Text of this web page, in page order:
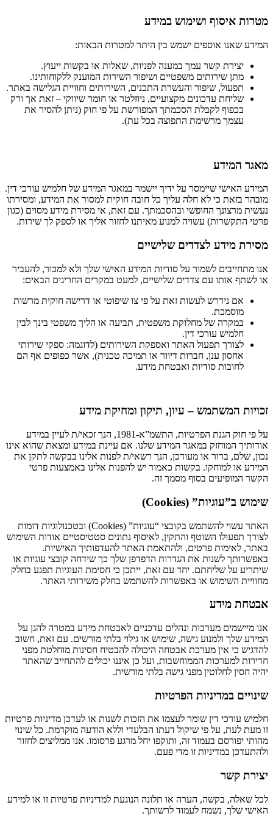
מטרות איסוף ושימוש במידע
המידע שאנו אוספים ישמש בין היתר למטרות הבאות:
יצירת קשר עמך במענה לפניות, שאלות או בקשות ייעוץ.
מתן שירותים משפטיים ושיפור השירות המוענק ללקוחותינו.
תפעול, שיפור והעשרת התכנים, השירותים וחוויית הגלישה באתר.
שליחת עדכונים מקצועיים, ניוזלטר או חומר שיווקי – זאת אך ורק
בכפוף לקבלת הסכמתך המפורשת על פי חוק (ניתן להסיר את
עצמך מרשימת התפוצה בכל עת).
מאגר המידע
המידע האישי שיימסר על ידיך יישמר במאגר המידע של חלמיש עורכי דין.
מובהר בזאת כי לא חלה עליך כל חובה חוקית למסור את המידע, ומסירתו
נעשית מרצונך החופשי ובהסכמתך. עם זאת, אי מסירת מידע מסוים (כגון
פרטי התקשרות) עשויה למנוע מאיתנו לחזור אליך או לספק לך שירות.
מסירת מידע לצדדים שלישיים
אנו מתחייבים לשמור על סודיות המידע האישי שלך ולא למכור, להעביר
או לשתף אותו עם צדדים שלישיים, למעט במקרים החריגים הבאים:
אם נידרש לעשות זאת על פי צו שיפוטי או דרישה חוקית מרשות
מוסמכת.
במקרה של מחלוקת משפטית, תביעה או הליך משפטי בינך לבין
חלמיש עורכי דין.
לצורך תפעול האתר ואספקת השירותים (לדוגמה: ספקי שירותי
אחסון ענן, חברות דיוור או תמיכה טכנית), אשר כפופים אף הם
לחובות סודיות ואבטחת מידע.
זכויות המשתמש – עיון, תיקון ומחיקת מידע
על פי חוק הגנת הפרטיות, התשמ”א-1981, הנך זכאי/ת לעיין במידע
אודותיך המוחזק במאגר המידע שלנו. אם עיינת במידע ומצאת שהוא אינו
נכון, שלם, ברור או מעודכן, הנך רשאי/ת לפנות אלינו בבקשה לתקן את
המידע או למוחקו. בקשות כאמור יש להפנות אלינו באמצעות פרטי
הקשר המופיעים בסוף מסמך זה.
שימוש ב”עוגיות” (Cookies)
האתר עשוי להשתמש בקובצי “עוגיות” (Cookies) ובטכנולוגיות דומות
לצורך תפעולו השוטף והתקין, לאיסוף נתונים סטטיסטיים אודות השימוש
באתר, לאימות פרטים, ולהתאמת האתר להעדפותיך האישיות.
באפשרותך לשנות את הגדרות הדפדפן שלך כך שידחה קובצי עוגיות או
שיתריע על שליחתם. יחד עם זאת, ייתכן כי חסימת העוגיות תפגע בחלק
מחוויית השימוש או באפשרות להשתמש בחלק משירותי האתר.
אבטחת מידע
אנו מיישמים מערכות ונהלים עדכניים לאבטחת מידע במטרה להגן על
המידע שלך ולמנוע גישה, שימוש או גילוי בלתי מורשים. עם זאת, חשוב
להדגיש כי אין מערכת אבטחה היכולה להבטיח חסינות מוחלטת מפני
חדירות למערכות הממוחשבות, ועל כן איננו יכולים להתחייב שהאתר
יהיה חסין לחלוטין מפני גישה בלתי מורשית.
שינויים במדיניות הפרטיות
חלמיש עורכי דין שומר לעצמו את הזכות לשנות או לעדכן מדיניות פרטיות
זו מעת לעת, על פי שיקול דעתו הבלעדי וללא הודעה מוקדמת. כל שינוי
מהותי יפורסם בעמוד זה, ותוקפו יחל מרגע פרסומו. אנו ממליצים לחזור
ולהתעדכן במדיניות זו מדי פעם.
יצירת קשר
לכל שאלה, בקשה, הערה או תלונה הנוגעת למדיניות פרטיות זו או למידע
האישי שלך, נשמח לעמוד לרשותך.